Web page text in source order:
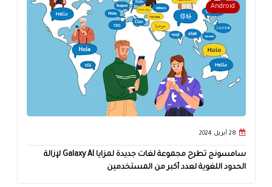
Android
28 أبريل 2024
سامسونج تطرح مجموعة لغات جديدة لمزايا Galaxy AI لإزالة
الحدود اللغوية لعدد أكبر من المستخدمين